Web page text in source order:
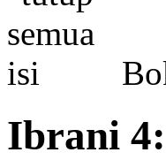
Ibrani